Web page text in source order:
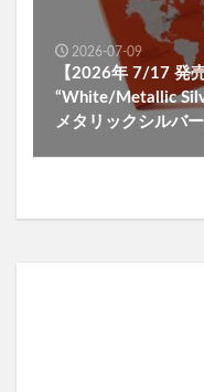
2026-07-09
【2026年 7/17 発
“White/Metallic
メタリックシルバ